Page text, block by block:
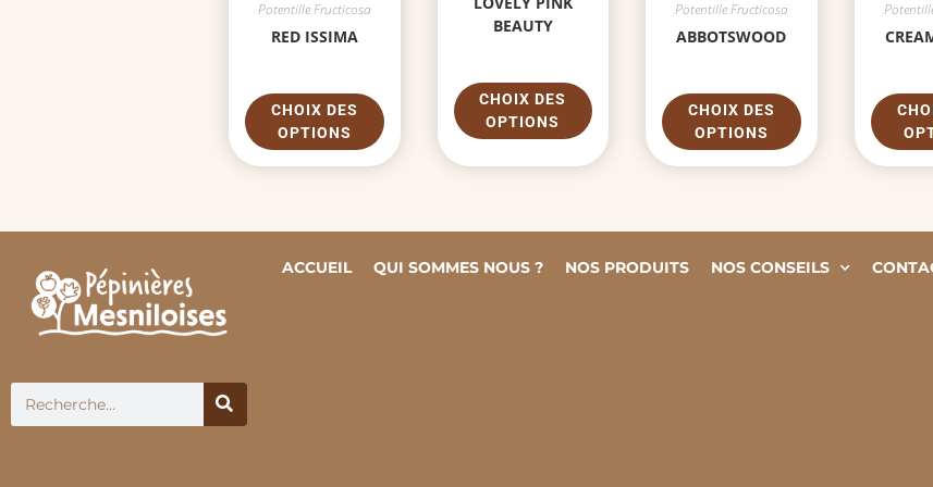
Potentille Fructicosa
RED ISSIMA
CHOIX DES
OPTIONS
BEAUTY
CHOIX DES
OPTIONS
Potentille Fructicosa
ABBOTSWOOD
CHOIX DES
OPTIONS
ACCUEIL QUI SOMMES NOUS ? NOS PRODUITS NOS CONSEILS